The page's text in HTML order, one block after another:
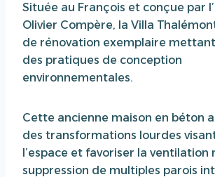
Située au François et conçue par
Olivier Compère, la Villa
de rénovation exemplaire
des pratiques de conception
environnementales.
Cette ancienne maison en béton
des transformations lourdes
l’espace et favoriser la ventilation
suppression de multiples parois